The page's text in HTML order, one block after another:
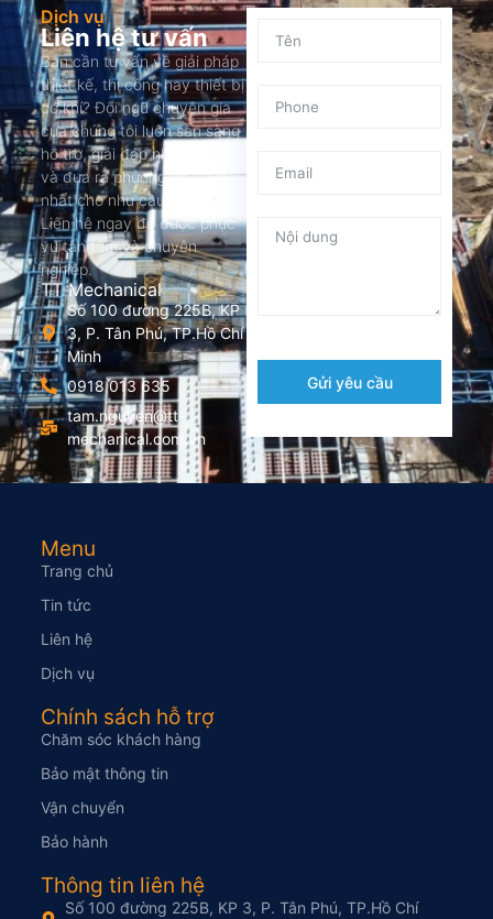
Dịch vụ
Liên hệ tư vấn
Bạn cần tư vấn về giải pháp
thiết kế, thi công hay thiết bị
cơ khí? Đội ngũ chuyên gia
của chúng tôi luôn sẵn sàng
hỗ trợ, giải đáp nhanh chóng
và đưa ra phương án tối ưu
nhất cho nhu cầu của bạn.
Liên hệ ngay để được phục
vụ tận tâm và chuyên
nghiệp.
TT Mechanical
Số 100 đường 225B, KP
3, P. Tân Phú, TP.Hồ Chí
Minh
0918 013 635
tam.nguyen@tt-
mechanical.com.vn
Gửi yêu cầu
Menu
Trang chủ
Tin tức
Liên hệ
Dịch vụ
Chính sách hỗ trợ
Chăm sóc khách hàng
Bảo mật thông tin
Vận chuyển
Bảo hành
Thông tin liên hệ
Số 100 đường 225B, KP 3, P. Tân Phú, TP.Hồ Chí